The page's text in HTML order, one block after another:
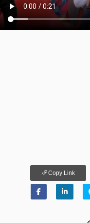
Copy Link